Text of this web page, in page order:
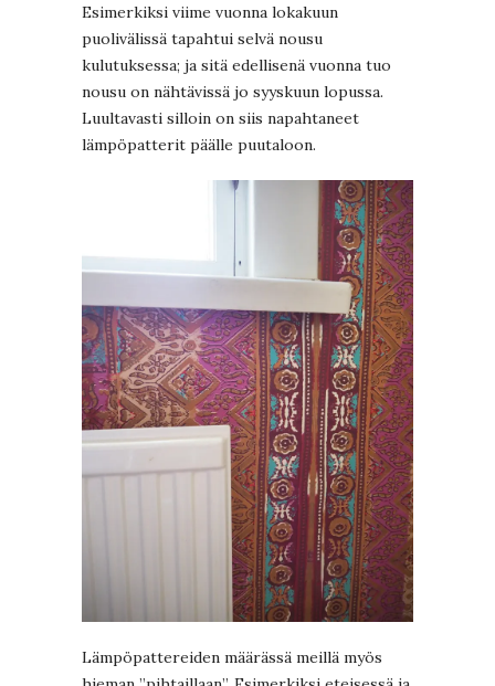
Esimerkiksi viime vuonna lokakuun
puolivälissä tapahtui selvä nousu
kulutuksessa; ja sitä edellisenä vuonna tuo
nousu on nähtävissä jo syyskuun lopussa.
Luultavasti silloin on siis napahtaneet
lämpöpatterit päälle puutaloon.
Lämpöpattereiden määrässä meillä myös